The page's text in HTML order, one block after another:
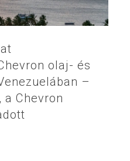
olaj- és
–
a Chevron